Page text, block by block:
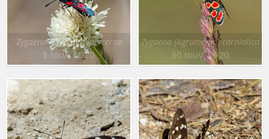
Zygaena (Zygaena) lonicerae
1 Ιουλ. 2020
Zygaena (Agrumenia) carniolica
30 Ιουν. 2020